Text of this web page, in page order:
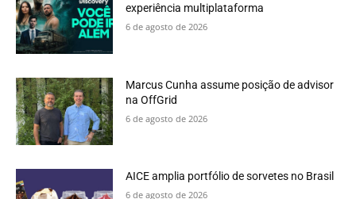
experiência multiplataforma
6 de agosto de 2026
Marcus Cunha assume posição de advisor
na OffGrid
6 de agosto de 2026
AICE amplia portfólio de sorvetes no Brasil
6 de agosto de 2026